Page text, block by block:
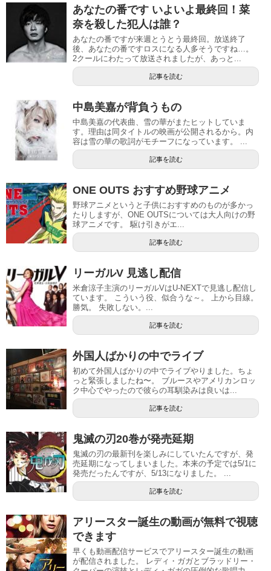
あなたの番です いよいよ最終回！菜
奈を殺した犯人は誰？
あなたの番ですが来週とうとう最終回。放送終了
後、あなたの番ですロスになる人多そうですね…。
2クールにわたって放送されましたが、あっと...
記事を読む
中島美嘉が背負うもの
中島美嘉の代表曲、雪の華がまたヒットしていま
す。理由は同タイトルの映画が公開されるから。内
容は雪の華の歌詞がモチーフになっています。 ...
記事を読む
ONE OUTS おすすめ野球アニメ
野球アニメというと子供におすすめのものが多かっ
たりしますが、ONE OUTSについては大人向けの野
球アニメです。 駆け引きがエ...
記事を読む
リーガルV 見逃し配信
米倉涼子主演のリーガルVはU-NEXTで見逃し配信し
ています。 こういう役、似合うな～。 上から目線。
勝気。 失敗しない。...
記事を読む
外国人ばかりの中でライブ
初めて外国人ばかりの中でライブやりました。ちょ
っと緊張しましたね〜。 ブルースやアメリカンロッ
ク中心でやったので彼らの耳馴染みは良いは...
記事を読む
鬼滅の刃20巻が発売延期
鬼滅の刃の最新刊を楽しみにしていたんですが、発
売延期になってしまいました。本来の予定では5/1に
発売だったんですが、5/13になりました。 ...
記事を読む
アリースター誕生の動画が無料で視聴
できます
早くも動画配信サービスでアリースター誕生の動画
が配信されました。 レディ・ガガとブラッドリー・